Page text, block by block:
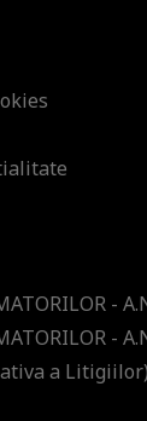
-
-
a Litigiilor)